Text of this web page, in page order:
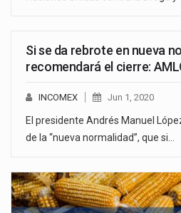
Si se da rebrote en nueva
recomendará el cierre:
INCOMEX Jun 1, 2020
El presidente Andrés Manuel
de la “nueva normalidad”, que si…